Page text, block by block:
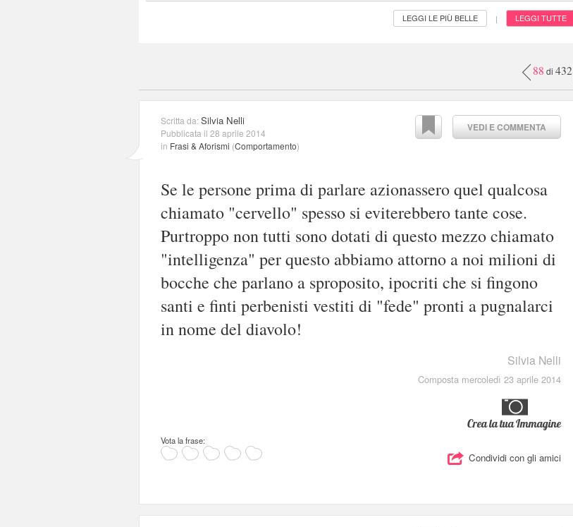
LEGGI LE PIÙ BELLE | LEGGI TUTTE
88 di 432
VEDI E COMMENTA
Scritta da:Silvia Nelli
Pubblicata il 28 aprile 2014
in Frasi & Aforismi (Comportamento)
Se le persone prima di parlare azionassero quel qualcosa
chiamato "cervello" spesso si eviterebbero tante cose.
Purtroppo non tutti sono dotati di questo mezzo chiamato
"intelligenza" per questo abbiamo attorno a noi milioni di
bocche che parlano a sproposito, ipocriti che si fingono
santi e finti perbenisti vestiti di "fede" pronti a pugnalarci
in nome del diavolo!
Silvia Nelli
Composta mercoledì 23 aprile 2014
Crea la tua Immagine
Vota la frase:
Condividi con gli amici